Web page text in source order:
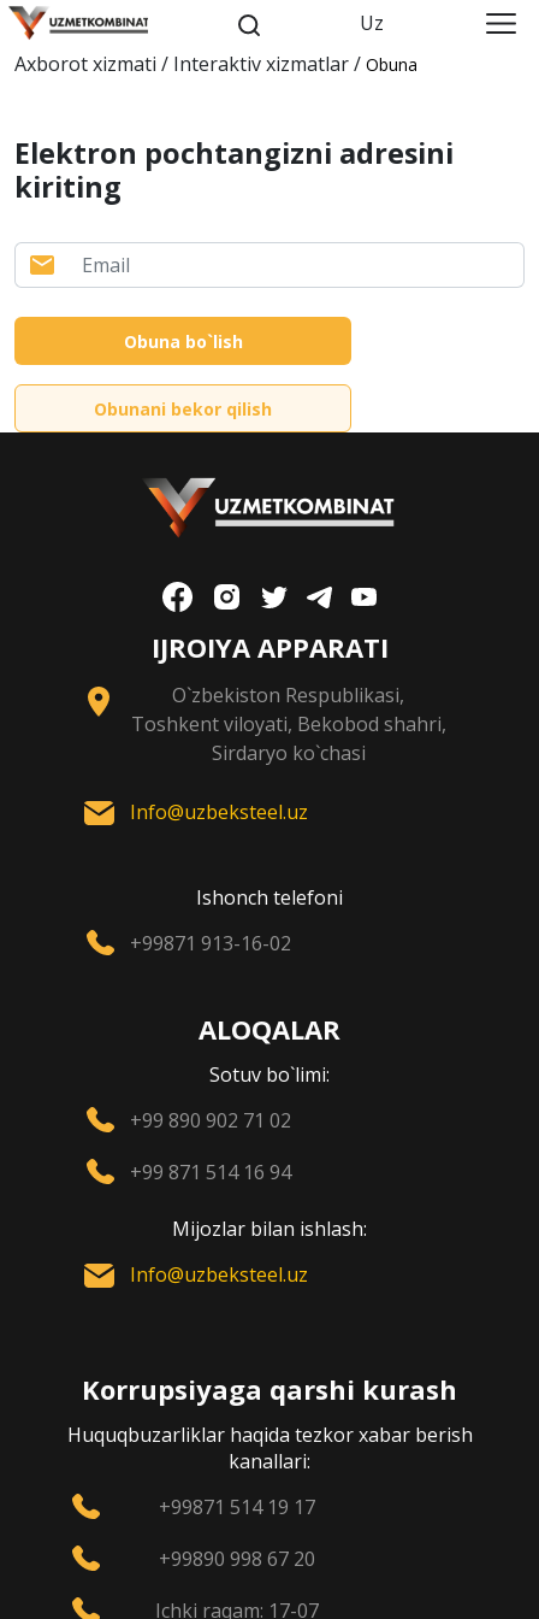
Uz
Axborot xizmati / Interaktiv xizmatlar / Obuna
Elektron pochtangizni adresini
kiriting
Obuna bo`lish
Obunani bekor qilish
IJROIYA APPARATI
O`zbekiston Respublikasi,
Toshkent viloyati, Bekobod shahri,
Sirdaryo ko`chasi
Info@uzbeksteel.uz
Ishonch telefoni
+99871 913-16-02
ALOQALAR
Sotuv bo`limi:
+99 890 902 71 02
+99 871 514 16 94
Mijozlar bilan ishlash:
Info@uzbeksteel.uz
Korrupsiyaga qarshi kurash
Huquqbuzarliklar haqida tezkor xabar berish
kanallari:
+99871 514 19 17
+99890 998 67 20
Ichki raqam: 17-07